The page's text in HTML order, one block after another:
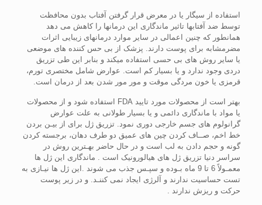
استفاده از سیگار یا در معرض قرار گرفتن آفتاب بدون محافظت
توسط ضد آفتابها تاثیر ماندگاری این درمانها را کاهش می دهد
همانطور که چنین اعمالی در سایر موارد درمانهای زیبایی اثرات
مضرمشابه برای پوست دارند. پزشک از بی حس کننده های موضعی
یا سایر روش های بی حسی استفاده میکند و بنابر این طی تزریق
دردی وجود ندارد و یا بسیار کم است. عوارض شامل مختصری تورم،
قرمزی یا خون مردگی موقت و مور مور شدن بعد از درمان است.
بهتر است از محصولات مورد تایید FDA استفاده شود و از محصولات
یا مواد با ماندگاری دائمی و یا بسیار طولانی به علت عوارض
گرانولوم های جسم خارجی دوری نمود. تزریق ژل برای از بیـن بردن
خط اخم، صــاف کردن چین های عمیق دو طرف دهان، برجسته کردن
گونه و حجم دادن به لب است و در حال حاضر بهـترین روش در
سراسر دنیا تزریق ژل های هیالورونیک است . ماندگاری این ژل ها
معمـولاً 6 تا 9 ماه بـوده و سپـس جذب می شوند .این ژل ها نیـازی به
تست حساسیت ندارند و آلرژی ایجاد نمی کننـد. و در زیر پوست
حرکت و ریزش ندارند .